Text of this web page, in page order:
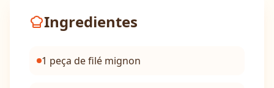
Ingredientes
1 peça de filé mignon